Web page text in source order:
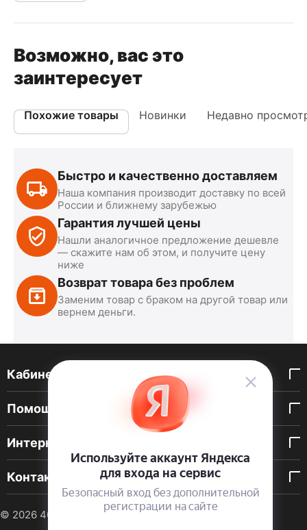
Возможно, вас это
заинтересует
Похожие товары Новинки Недавно
Быстро и качественно доставляем
Наша компания производит доставку по всей
России и ближнему зарубежью
Гарантия лучшей цены
Нашли аналогичное предложение дешевле
— скажите нам об этом, и получите цену
ниже
Возврат товара без проблем
Заменим товар с браком на другой товар или
вернем деньги.
Кабинет покупателя
Помощь покупателю
Интернет-магазин
Контакты
© 2026 40 DEN. Интернет-магазин